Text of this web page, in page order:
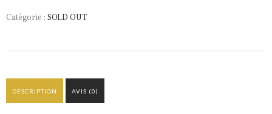
Catégorie : SOLD OUT
DESCRIPTION AVIS (0)